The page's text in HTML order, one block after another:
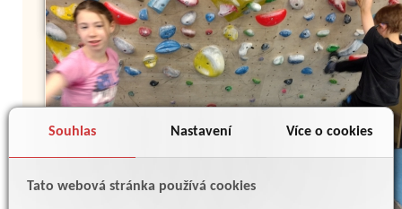
Souhlas Nastavení Více o cookies
Tato webová stránka používá cookies